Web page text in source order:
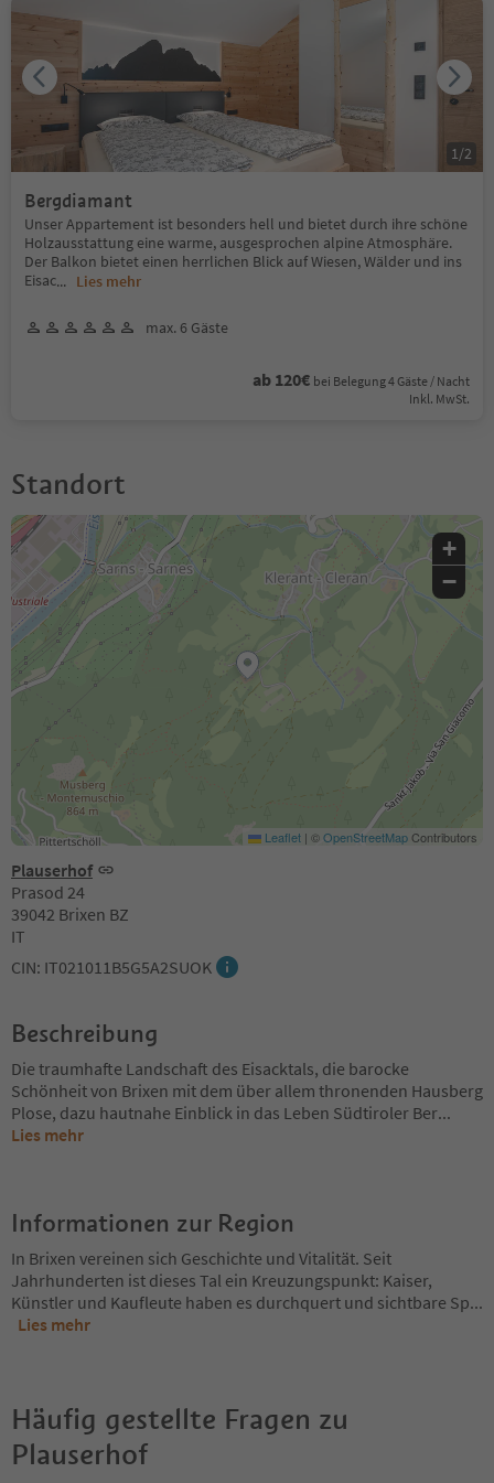
Bergdiamant
Unser Appartement ist besonders hell und bietet durch ihre schöne
Holzausstattung eine warme, ausgesprochen alpine Atmosphäre.
Der Balkon bietet einen herrlichen Blick auf Wiesen, Wälder und ins
Eisac... Lies mehr
max. 6 Gäste
ab 120€ bei Belegung 4 Gäste / Nacht
Inkl. MwSt.
1 /2
Standort
Plauserhof
Prasod 24
39042 Brixen BZ
IT
CIN: IT021011B5G5A2SUOK
+
−
Leaflet | ©OpenStreetMapContributors
Beschreibung
Die traumhafte Landschaft des Eisacktals, die barocke
Schönheit von Brixen mit dem über allem thronenden Hausberg
Plose, dazu hautnahe Einblick in das Leben Südtiroler Ber...
Lies mehr
Informationen zur Region
In Brixen vereinen sich Geschichte und Vitalität. Seit
Jahrhunderten ist dieses Tal ein Kreuzungspunkt: Kaiser,
Künstler und Kaufleute haben es durchquert und sichtbare Sp...
Lies mehr
Häufig gestellte Fragen zu
Plauserhof